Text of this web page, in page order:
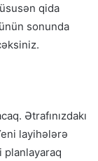
qida
sonunda
Ətrafınızdakı
layihələrə
planlayaraq